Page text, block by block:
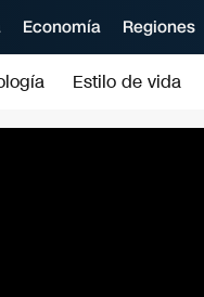
Economía Regiones
Estilo de vida